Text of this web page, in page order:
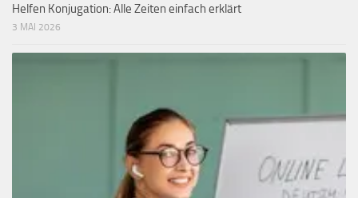
Helfen Konjugation: Alle Zeiten einfach erklärt
3 MAI 2026